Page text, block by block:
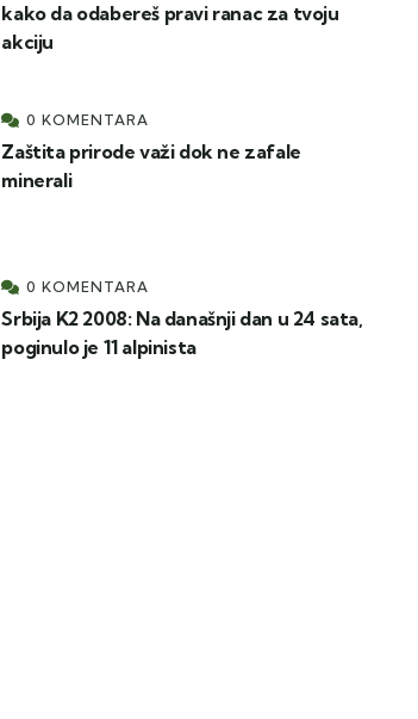
kako da odabereš pravi ranac za tvoju
akciju
0 KOMENTARA
Zaštita prirode važi dok ne zafale
minerali
0 KOMENTARA
Srbija K2 2008: Na današnji dan u 24 sata,
poginulo je 11 alpinista